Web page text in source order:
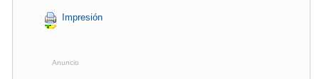
Impresión
Anuncio